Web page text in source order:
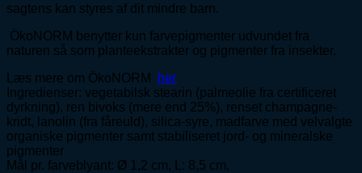
sagtens kan styres af dit mindre barn.
ÖkoNORM benytter kun farvepigmenter udvundet fra
naturen så som planteekstrakter og pigmenter fra insekter.
Læs mere om ÖkoNORM
her
Ingredienser: vegetabilsk stearin (palmeolie fra certificeret
dyrkning), ren bivoks (mere end 25%), renset champagne-
kridt, lanolin (fra fåreuld), silica-syre, madfarve med velvalgte
organiske pigmenter samt stabiliseret jord- og mineralske
pigmenter
Mål pr. farveblyant: Ø 1,2 cm, L: 8,5 cm,